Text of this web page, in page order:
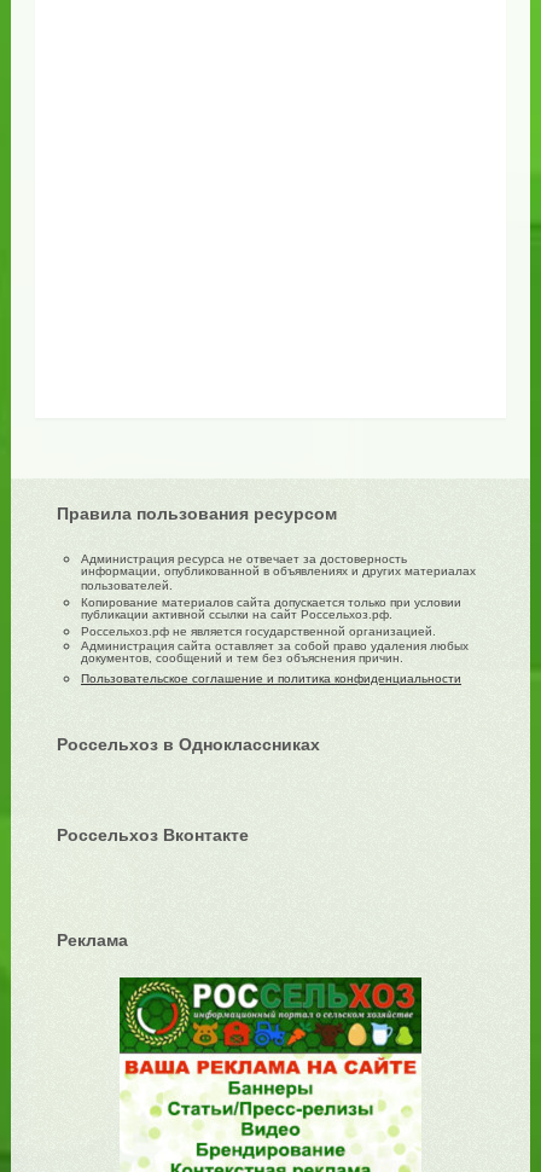
Правила пользования ресурсом
Администрация ресурса не отвечает за достоверность
информации, опубликованной в объявлениях и других материалах
пользователей.
Копирование материалов сайта допускается только при условии
публикации активной ссылки на сайт Россельхоз.рф.
Россельхоз.рф не является государственной организацией.
Администрация сайта оставляет за собой право удаления любых
документов, сообщений и тем без объяснения причин.
Пользовательское соглашение и политика конфиденциальности
Россельхоз в Одноклассниках
Россельхоз Вконтакте
Реклама